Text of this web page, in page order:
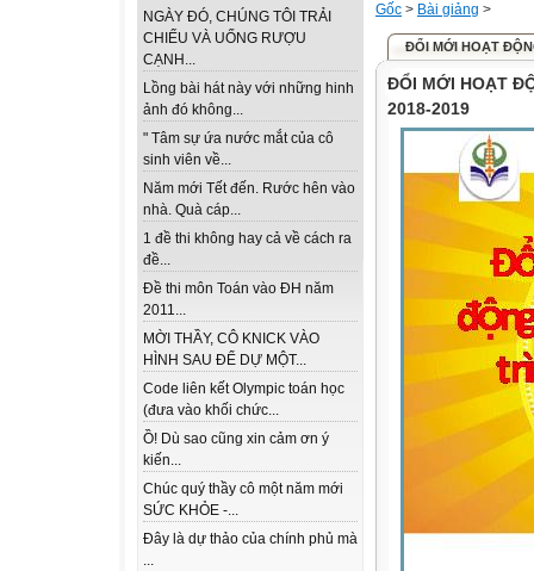
NGÀY ĐÓ, CHÚNG TÔI TRẢI
CHIẾU VÀ UỐNG RƯỢU
CẠNH...
Lồng bài hát này với những hinh
ảnh đó không...
" Tâm sự ứa nước mắt của cô
sinh viên về...
Năm mới Tết đến. Rước hên vào
nhà. Quà cáp...
1 đề thi không hay cả về cách ra
đề...
Đề thi môn Toán vào ĐH năm
2011...
MỜI THẦY, CÔ KNICK VÀO
HÌNH SAU ĐỂ DỰ MỘT...
Code liên kết Olympic toán học
(đưa vào khối chức...
Ồ! Dù sao cũng xin cảm ơn ý
kiến...
Chúc quý thầy cô một năm mới
SỨC KHỎE -...
Đây là dự thảo của chính phủ mà
...
Gốc > Bài giảng >
ĐỔI MỚI HOẠT
ĐỔI MỚI HOẠT
2018-2019